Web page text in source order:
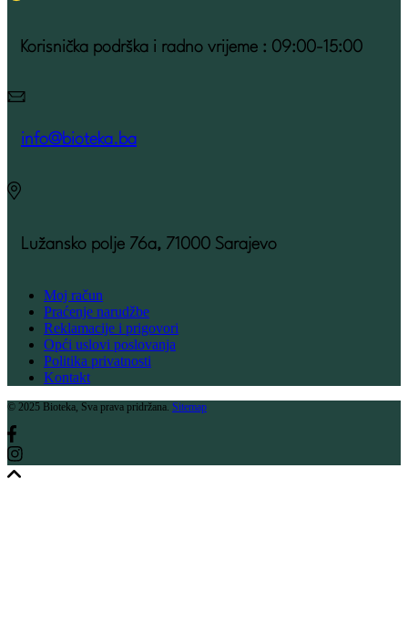
Korisnička podrška i radno vrijeme : 09:00-15:00
info@bioteka.ba
Lužansko polje 76a, 71000 Sarajevo
Moj račun
Praćenje narudžbe
Reklamacije i prigovori
Opći uslovi poslovanja
Politika privatnosti
Kontakt
© 2025 Bioteka, Sva prava pridržana. Sitemap